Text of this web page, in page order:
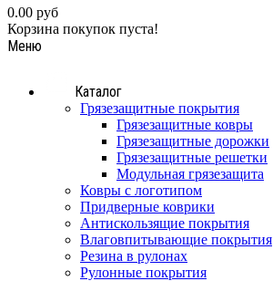
0.00 руб
Корзина покупок пуста!
Меню
Каталог
Грязезащитные покрытия
Грязезащитные ковры
Грязезащитные дорожки
Грязезащитные решетки
Модульная грязезащита
Ковры с логотипом
Придверные коврики
Антискользящие покрытия
Влаговпитывающие покрытия
Резина в рулонах
Рулонные покрытия